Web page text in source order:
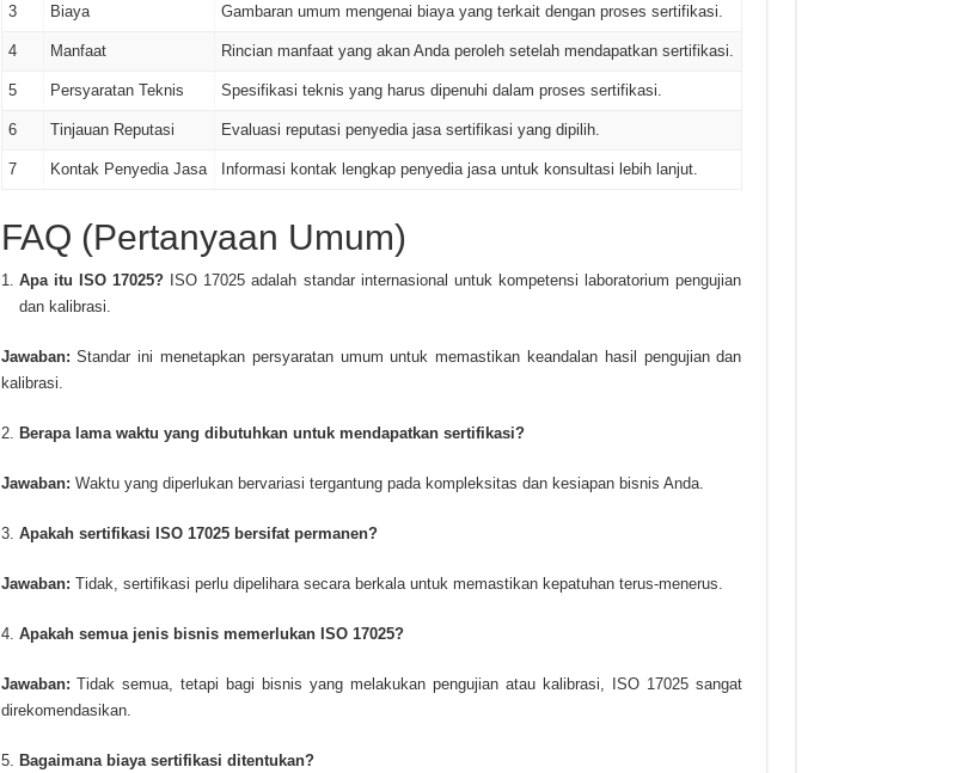
3 Biaya Gambaran umum mengenai biaya yang terkait dengan proses sertifikasi.
4 Manfaat Rincian manfaat yang akan Anda peroleh setelah mendapatkan sertifikasi.
5 Persyaratan Teknis Spesifikasi teknis yang harus dipenuhi dalam proses sertifikasi.
6 Tinjauan Reputasi Evaluasi reputasi penyedia jasa sertifikasi yang dipilih.
7 Kontak Penyedia Jasa Informasi kontak lengkap penyedia jasa untuk konsultasi lebih lanjut.
FAQ (Pertanyaan Umum)
Apa itu ISO 17025? ISO 17025 adalah standar internasional untuk kompetensi laboratorium pengujian
dan kalibrasi.
Jawaban: Standar ini menetapkan persyaratan umum untuk memastikan keandalan hasil pengujian dan
kalibrasi.
Berapa lama waktu yang dibutuhkan untuk mendapatkan sertifikasi?
Jawaban: Waktu yang diperlukan bervariasi tergantung pada kompleksitas dan kesiapan bisnis Anda.
Apakah sertifikasi ISO 17025 bersifat permanen?
Jawaban: Tidak, sertifikasi perlu dipelihara secara berkala untuk memastikan kepatuhan terus-menerus.
Apakah semua jenis bisnis memerlukan ISO 17025?
Jawaban: Tidak semua, tetapi bagi bisnis yang melakukan pengujian atau kalibrasi, ISO 17025 sangat
direkomendasikan.
Bagaimana biaya sertifikasi ditentukan?